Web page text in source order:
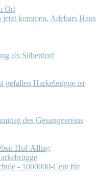
Ort
kommen, Adebars Haus
als Silberdorf
gefallen Harkebrügge ist
des Gesangvereins
Hof-Alltag
- 1000000-Cent für